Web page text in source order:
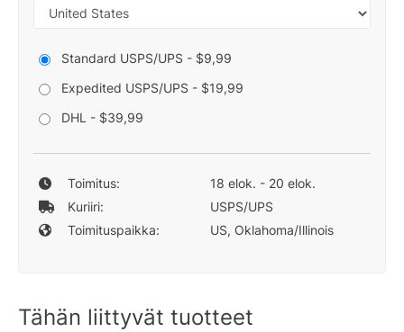
Standard USPS/UPS - $9,99
Expedited USPS/UPS - $19,99
DHL - $39,99
Toimitus:
18 elok. - 20 elok.
Kuriiri:
USPS/UPS
Toimituspaikka:
US, Oklahoma/Illinois
Tähän liittyvät tuotteet